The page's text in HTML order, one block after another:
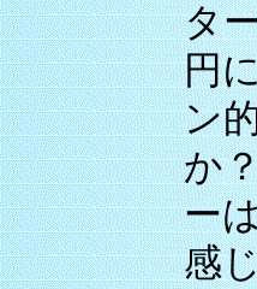
タ
円
ン
か
ー
感